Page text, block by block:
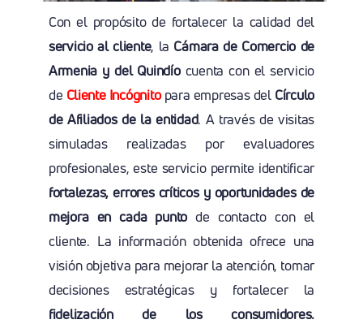
Con el propósito de fortalecer la calidad del
servicio al cliente, la Cámara de Comercio de
Armenia y del Quindíocuenta con el servicio
de Cliente Incógnitopara empresas del Círculo
de Afiliados de la entidad. A través de visitas
simuladas realizadas por evaluadores
profesionales, este servicio permite identificar
fortalezas, errores críticos y oportunidades de
mejora en cada punto de contacto con el
cliente. La información obtenida ofrece una
visión objetiva para mejorar la atención, tomar
decisiones estratégicas y fortalecer la
fidelización de los consumidores.